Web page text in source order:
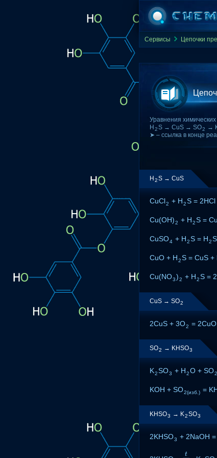
Сервисы Цепочки
Уравнения
H 2S → CuS → SO2 →
➤ – ссылка в конце
H 2S → CuS
CuCl2 + H2S = 2HCl
Cu(OH)2 + H2S =
CuSO4 + H2S = H2
CuO + H2S = CuS +
Cu(NO3)2 + H2S =
CuS → SO2
2CuS + 3O2 =
SO2 → KHSO3
K2SO3 + H2O + SO2
KOH + SO2(изб.) =
KHSO3 → K2SO3
2KHSO3 + 2NaOH
t